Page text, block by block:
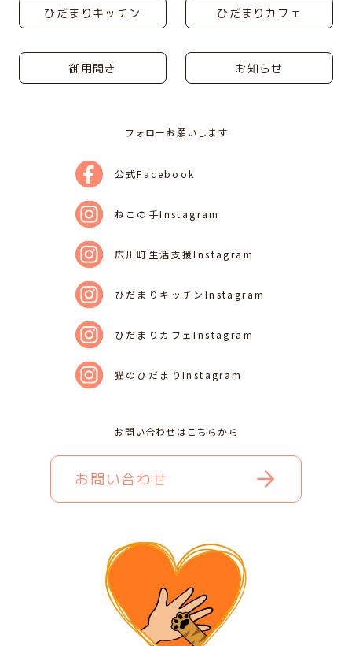
ひだまりキッチン ひだまりカフェ
御用聞き お知らせ
フォローお願いします
公式Facebook
ねこの手Instagram
広川町生活支援Instagram
ひだまりキッチンInstagram
ひだまりカフェInstagram
猫のひだまりInstagram
お問い合わせはこちらから
お問い合わせ